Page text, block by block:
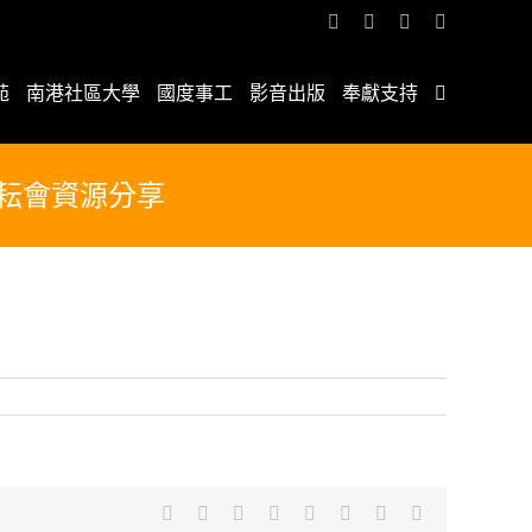
FacebookYouTube
Email:
南港社區大學 國度事工 影音出版 奉獻支持
會資源分享
Facebook Reddit LinkedIn
TumblrPinterest